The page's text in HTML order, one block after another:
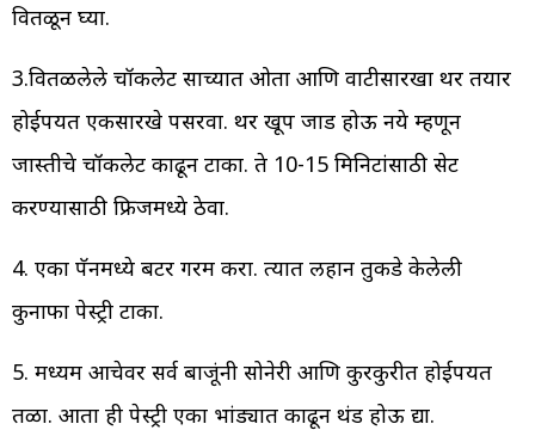
वितळून घ्या.
3.वितळलेले चॉकलेट साच्यात ओता आणि वाटीसारखा थर तयार
होईपर्यंत एकसारखे पसरवा. थर खूप जाड होऊ नये म्हणून
जास्तीचे चॉकलेट काढून टाका. ते 10-15 मिनिटांसाठी सेट
करण्यासाठी फ्रिजमध्ये ठेवा.
4. एका पॅनमध्ये बटर गरम करा. त्यात लहान तुकडे केलेली
कुनाफा पेस्ट्री टाका.
5. मध्यम आचेवर सर्व बाजूंनी सोनेरी आणि कुरकुरीत होईपर्यंत
तळा. आता ही पेस्ट्री एका भांड्यात काढून थंड होऊ द्या.